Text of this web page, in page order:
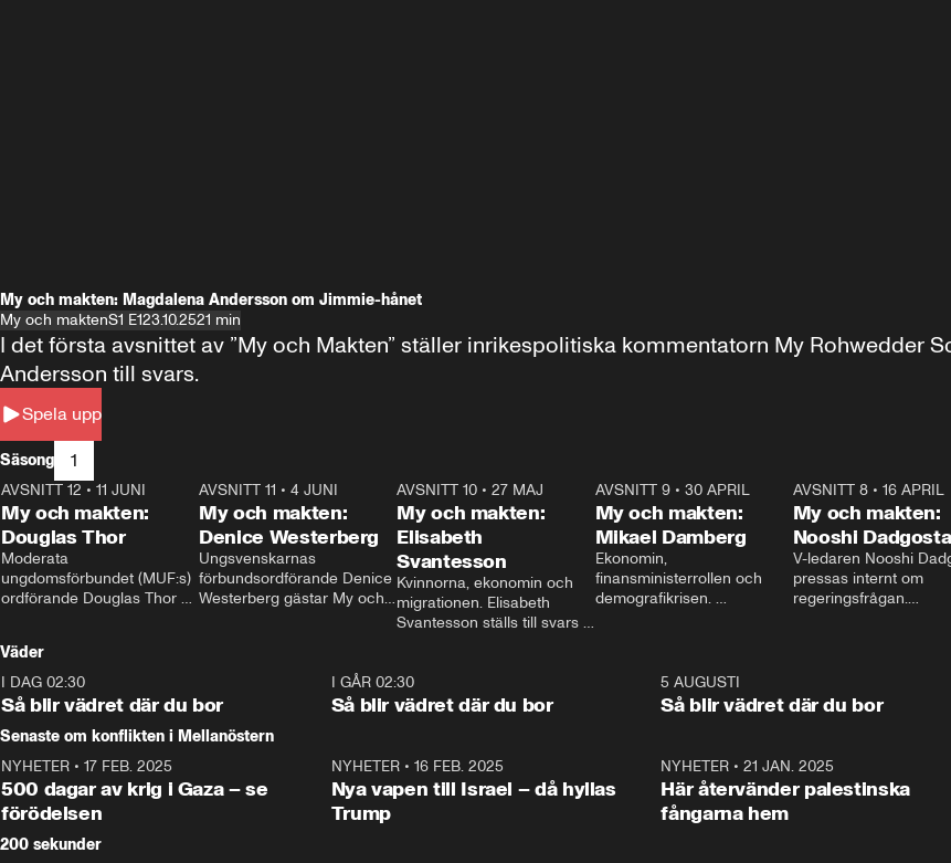
My och makten: Magdalena Andersson om Jimmie-hånet
My och maktenS1 E123.10.2521 min
Spela upp
I det första avsnittet av ”My och Makten” ställer inrikespolitiska kommentatorn My Rohwedder
Andersson till svars.
Säsong 1
26:27
AVSNITT 12 • 11 JUNI
My och makten:
Douglas Thor
Moderata
ungdomsförbundet (MUF:s)
ordförande Douglas Thor
tonårsutvisningarna och hur
Moderaterna ska locka
väljare till valet i höst.
23:40
AVSNITT 11 •4 JUNI
My och makten:
Denice Westerberg
Ungsvenskarnas
förbundsordförande Denice
Westerberg gästar My och
AVSNITT 10 •27 MAJ
My och makten:
Elisabeth
Svantesson
Kvinnorna, ekonomin och
migrationen. Elisabeth
Svantesson ställs till svars
AVSNITT 9• 30 APRIL
My och makten:
Mikael Damberg
Ekonomin,
finansministerrollen och
demografikrisen.
och Makten.
AVSNITT 8• 16 APRIL
My och makten:
Nooshi
V-ledaren Nooshi
pressas internt om
regeringsfrågan.
– Vi ställer upp i val.
vara med så sitter vi
Väder
I DAG 02:30
Så blir vädret där du bor
1:06
I GÅR 02:30
Så blir vädret där du bor
5 AUGUSTI
Så blir vädret där du bor
Senaste om konflikten i Mellanöstern
NYHETER • 17 FEB. 2025
500 dagar av krig i Gaza – se
förödelsen
NYHETER• 16 FEB. 2025
Nya vapen till Israel – då hyllas
Trump
NYHETER •21 JAN. 2025
Här återvänder palestinska
fångarna hem
200 sekunder